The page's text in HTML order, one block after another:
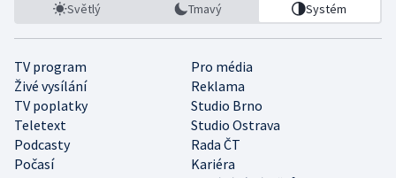
Světlý Tmavý Systém
TV program
Pro média
Živé vysílání
Reklama
TV poplatky
Studio Brno
Teletext
Studio Ostrava
Podcasty
Rada ČT
Počasí
Kariéra